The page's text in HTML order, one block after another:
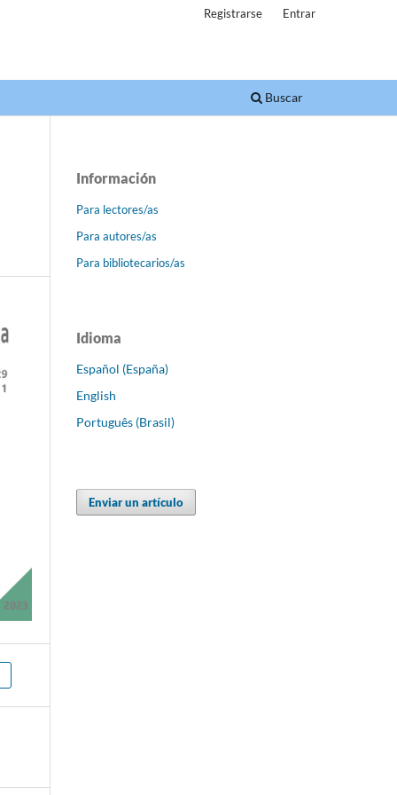
Buscar
Registrarse Entrar
Información
Para lectores/as
Para autores/as
Para bibliotecarios/as
Idioma
Español (España)
English
Português (Brasil)
Enviar un artículo